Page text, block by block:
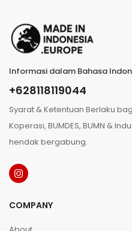
Informasi dalam Bahasa
+628118119044
Syarat & Ketentuan Berlaku
Koperasi, BUMDES, BUMN &
hendak bergabung.
COMPANY